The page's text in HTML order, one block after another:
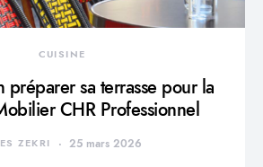
CUISINE
sa terrasse pour la
CHR Professionnel
ZEKRI 25 mars 2026